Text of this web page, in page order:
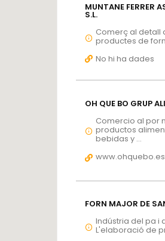
MUNTANE FERRER
S.L.
Comerç al detall
productes de
No hi ha dades
OH QUE BO GRUP
Comercio al por
productos
bebidas y ...
www.ohquebo.es
FORN MAJOR DE
Indústria del pa i
L'elaboració de